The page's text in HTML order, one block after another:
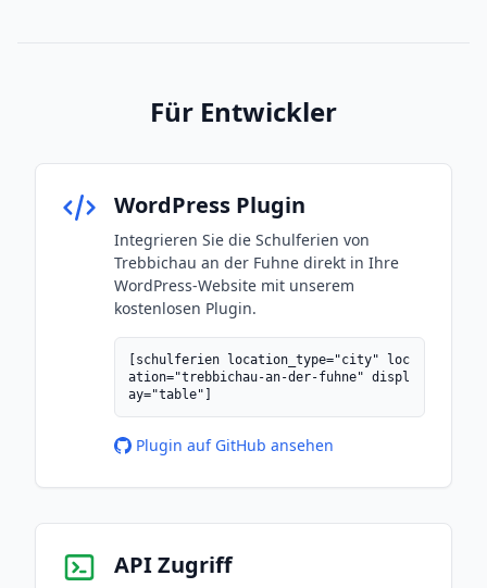
Für Entwickler
WordPress Plugin
Integrieren Sie die Schulferien von
Trebbichau an der Fuhne direkt in Ihre
WordPress-Website mit unserem
kostenlosen Plugin.
[schulferien location_type="city" loc
ation="trebbichau-an-der-fuhne" displ
ay="table"]
Plugin auf GitHub ansehen
API Zugriff